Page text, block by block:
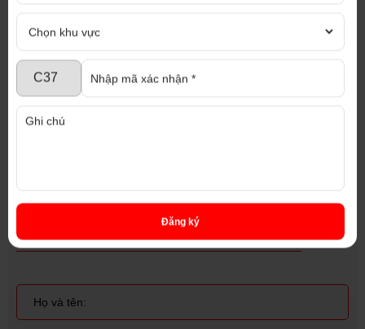
Website : nhaxuongmiendong.com,
diaoccaophat.com
Chúng tôi cam kết tư vấn nhiệt tình, hoàn toàn
miễn phí với đội ngũ nhân viên chuyên nghiệp và
ĐĂNG KÝ NHẬN TƯ VẤN
Đăng ký